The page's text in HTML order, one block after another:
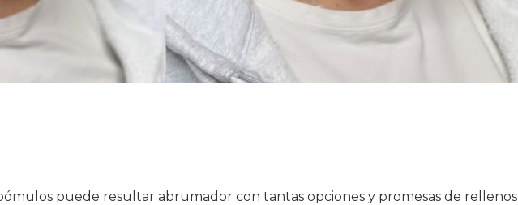
puede resultar abrumador con tantas opciones y promesas de rellenos